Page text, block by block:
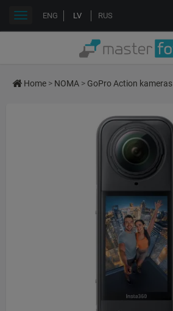
ENG LV RUS
Toggle
Home > NOMA > GoPro Action kameras